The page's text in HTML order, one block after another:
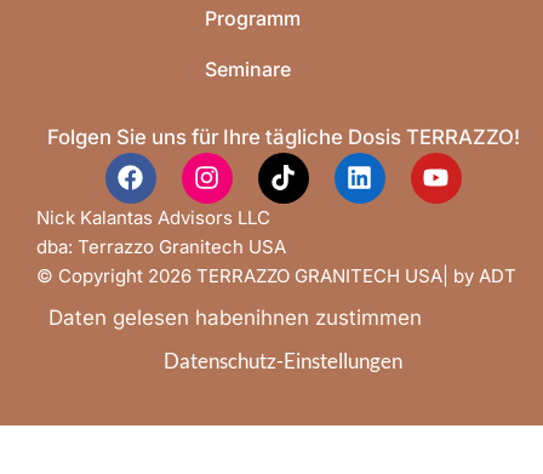
Programm
Seminare
Folgen Sie uns für Ihre tägliche Dosis TERRAZZO!
Nick Kalantas Advisors LLC
dba: Terrazzo Granitech USA
© Copyright 2026 TERRAZZO GRANITECH USA| by ADT
Daten gelesen habenihnen zustimmen
Datenschutz-Einstellungen